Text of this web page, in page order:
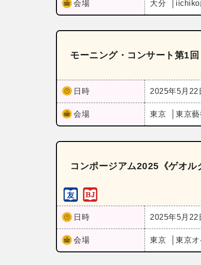
会場 大分 iichiko
モーニング・コンサート第1回
日時 2025年5月22
会場 東京 東京
コンポージアム2025《ゲオル
日時 2025年5月22
会場 東京 東京